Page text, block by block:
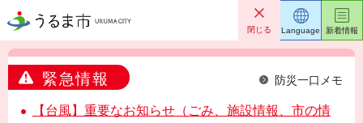
うるま市 閉じる
緊急情報 防災一口メモ
【台風】重要なお知らせ（ごみ、施設情報、市の情
Language 新着情報